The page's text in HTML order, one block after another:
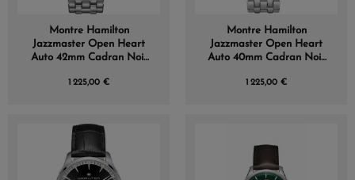
Montre Hamilton
Jazzmaster Open Heart
Auto 42mm Cadran Noir
1 225,00 €
Montre Hamilton
Jazzmaster Open Heart
Auto 40mm Cadran Noir
1 225,00 €